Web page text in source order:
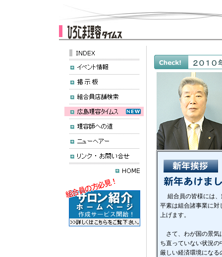
組合員の皆様には、
平素は組合諸事業に対
上げます。
さて、わが国の景気
ち直っていない状況
厳しい経済環境にな